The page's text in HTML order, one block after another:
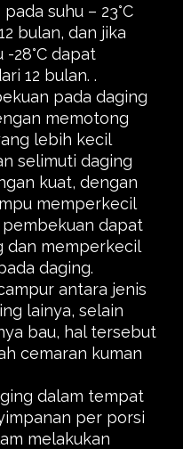
suhu – 23°C
bulan, dan jika
28°C dapat
12 bulan. .
pada daging
memotong
lebih kecil
selimuti daging
kuat, dengan
memperkecil
dapat
dan memperkecil
daging.
antara jenis
lainya, selain
bau, hal tersebut
cemaran kuman
dalam tempat
per porsi
melakukan